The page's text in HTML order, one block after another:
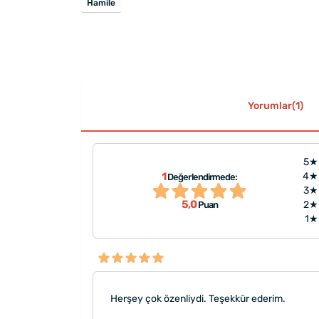
Hamile
Yorumlar(1)
1Değerlendirmede:
5,0Puan
5★
4★
3★
2★
1★
Herşey çok özenliydi. Teşekkür ederim.